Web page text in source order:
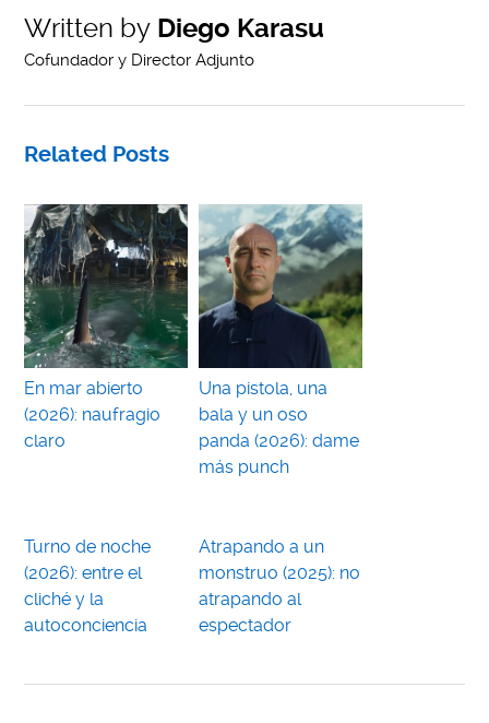
Written by Diego Karasu
Cofundador y Director Adjunto
Related Posts
En mar abierto
(2026): naufragio
claro
Una pistola, una
bala y un oso
panda (2026): dame
más punch
Turno de noche
(2026): entre el
cliché y la
autoconciencia
Atrapando a un
monstruo (2025): no
atrapando al
espectador